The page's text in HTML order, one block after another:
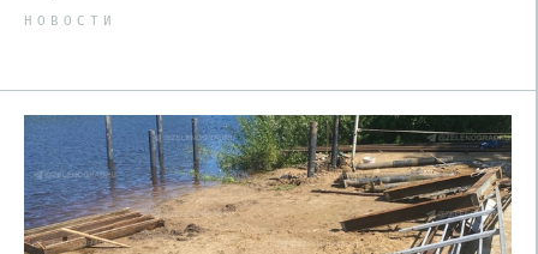
НОВОСТИ